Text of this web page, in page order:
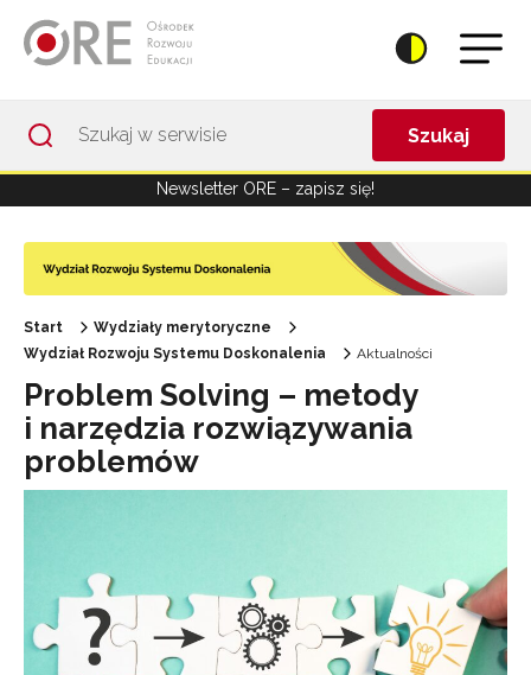
Szukaj
Newsletter ORE – zapisz się!
Start
Wydziały merytoryczne
Wydział Rozwoju Systemu Doskonalenia
Aktualności
Problem Solving – metody
i narzędzia rozwiązywania
problemów